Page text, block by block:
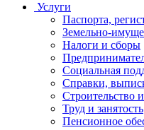
Услуги
Паспорта,
Земельно-
Налоги и сборы
Социальная
Справки,
Строительство
Труд и занятость
Пенсионное